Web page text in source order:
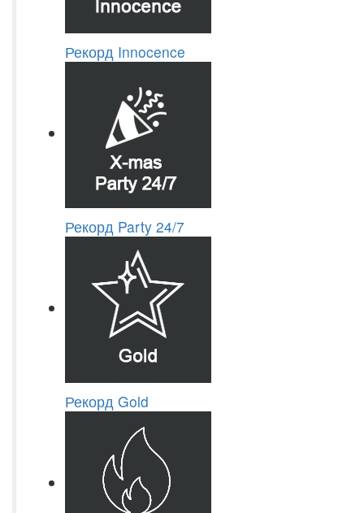
Рекорд Innocence
Рекорд Party 24/7
Рекорд Gold